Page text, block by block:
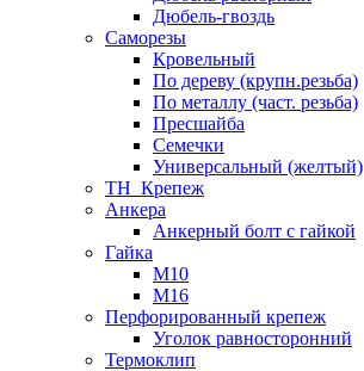
Дюбель-гвоздь
Саморезы
Кровельный
По дереву (крупн.резьба)
По металлу (част. резьба)
Пресшайба
Семечки
Универсальный (желтый)
ТН_Крепеж
Анкера
Анкерный болт с гайкой
Гайка
М10
М16
Перфорированный крепеж
Уголок равносторонний
Термоклип